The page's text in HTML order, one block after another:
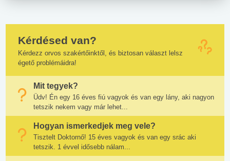
Kérdésed van?
Kérdezz orvos szakértőinktől, és biztosan választ lelsz
égető problémáidra!
Mit tegyek?
Üdv! Én egy 16 éves fiú vagyok és van egy lány, aki nagyon
tetszik nekem vagy már lehet...
Hogyan ismerkedjek meg vele?
Tisztelt Doktornő! 15 éves vagyok és van egy srác aki
tetszik. 1 évvel idősebb nálam...